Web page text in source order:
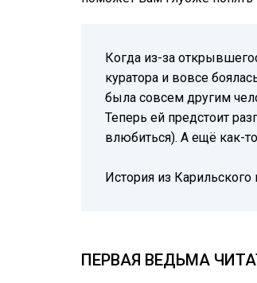
Когда из-за
куратора и вовсе
была совсем другим
Теперь ей предстоит
влюбиться). А ещё как-
История из Карильского
ПЕРВАЯ ВЕДЬМА